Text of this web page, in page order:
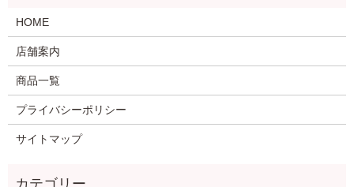
HOME
店舗案内
商品一覧
プライバシーポリシー
サイトマップ